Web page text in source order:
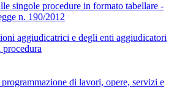
singole procedure in formato tabellare -
n. 190/2012
aggiudicatrici e degli enti aggiudicatori
di lavori, opere, servizi e